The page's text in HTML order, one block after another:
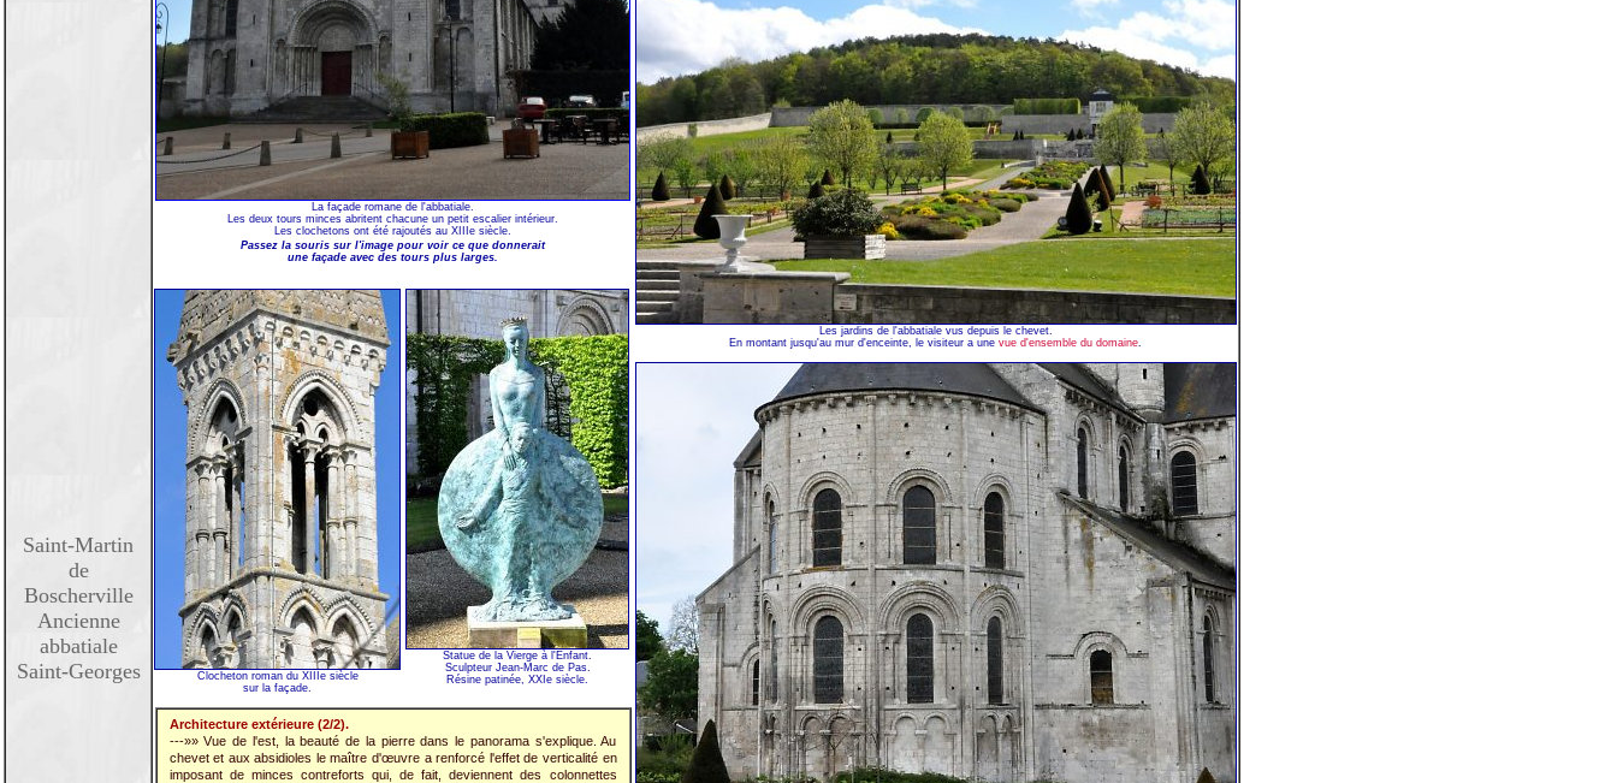
Saint-Martin
de
Boscherville
Ancienne
abbatiale
Saint-Georges
La façade romane de l'abbatiale.
Les deux tours minces abritent chacune un petit escalier intérieur.
Les clochetons ont été rajoutés au XIIIe siècle.
Passez la souris sur l'image pour voir ce que donnerait
une façade avec des tours plus larges.
Clocheton roman du XIIIe siècle
sur la façade.
Statue de la Vierge à l'Enfant.
Sculpteur Jean-Marc de Pas.
Résine patinée, XXIe siècle.
Architecture extérieure (2/2).
---»» Vue de l'est, la beauté de la pierre dans le panorama s'explique. Au
chevet et aux absidioles le maître d'œuvre a renforcé l'effet de verticalité en
imposant de minces contreforts qui, de fait, deviennent des colonnettes
Les jardins de l'abbatiale vus depuis le chevet.
En montant jusqu'au mur d'enceinte, le visiteur a une vue d'ensemble du domaine.